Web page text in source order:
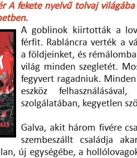
A fekete nyelvű tolvaj
A goblinok kiirtották a
férfit. Rabláncra verték a
a földjeinket, és
világ minden szegletét.
fegyvert ragadniuk.
eszköz
szolgálatában, kegyetlen
Galva, akit három fivére
szembeszállt családja
új egységébe, a